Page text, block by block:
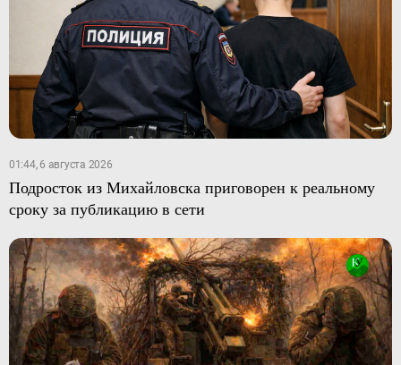
01:44, 6 августа 2026
Подросток из Михайловска приговорен к реальному
сроку за публикацию в сети